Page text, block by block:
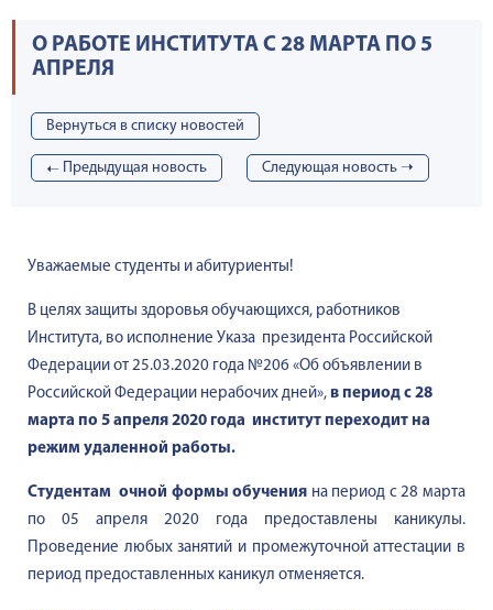
О РАБОТЕ ИНСТИТУТА С 28 МАРТА ПО 5
АПРЕЛЯ
Вернуться в списку новостей
➝ Предыдущая новость Cледующая новость ➝
Уважаемые студенты и абитуриенты!
В целях защиты здоровья обучающихся, работников
Института, во исполнение Указа президента Российской
Федерации от 25.03.2020 года №206 «Об объявлении в
Российской Федерации нерабочих дней», в период с 28
марта по 5 апреля 2020 года институт переходит на
режим удаленной работы.
Студентам очной формы обучения на период с 28 марта
по 05 апреля 2020 года предоставлены каникулы.
Проведение любых занятий и промежуточной аттестации в
период предоставленных каникул отменяется.